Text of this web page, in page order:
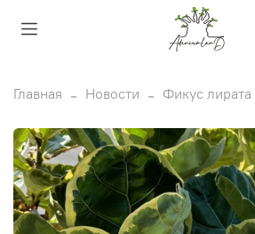
Главная Новости Фикус лирата